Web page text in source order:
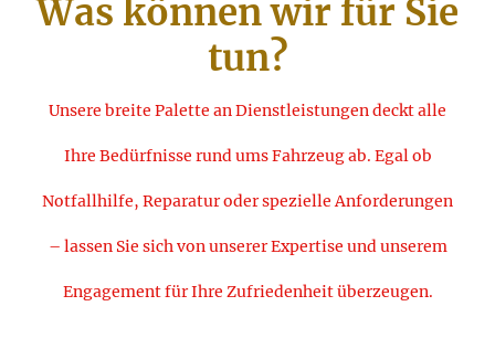
Was können wir für Sie
tun?
Unsere breite Palette an Dienstleistungen deckt alle
Ihre Bedürfnisse rund ums Fahrzeug ab. Egal ob
Notfallhilfe, Reparatur oder spezielle Anforderungen
– lassen Sie sich von unserer Expertise und unserem
Engagement für Ihre Zufriedenheit überzeugen.